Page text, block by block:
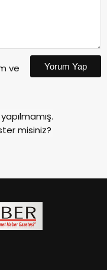
ve
Yorum Yap
misiniz?